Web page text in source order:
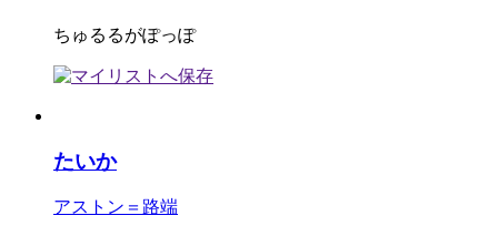
ちゅるるがぽっぽ
たいか
アストン＝路端